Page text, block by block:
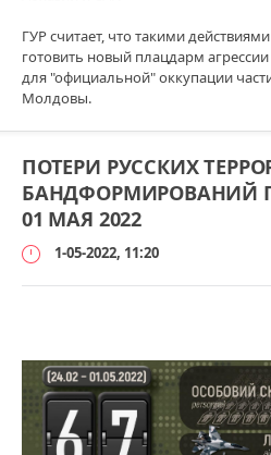
ГУР считает, что такими
готовить новый плацдарм
для "официальной" оккупации
Молдовы.
ПОТЕРИ РУССКИХ
БАНДФОРМИРОВАНИЙ
01 МАЯ 2022
1-05-2022, 11:20
109